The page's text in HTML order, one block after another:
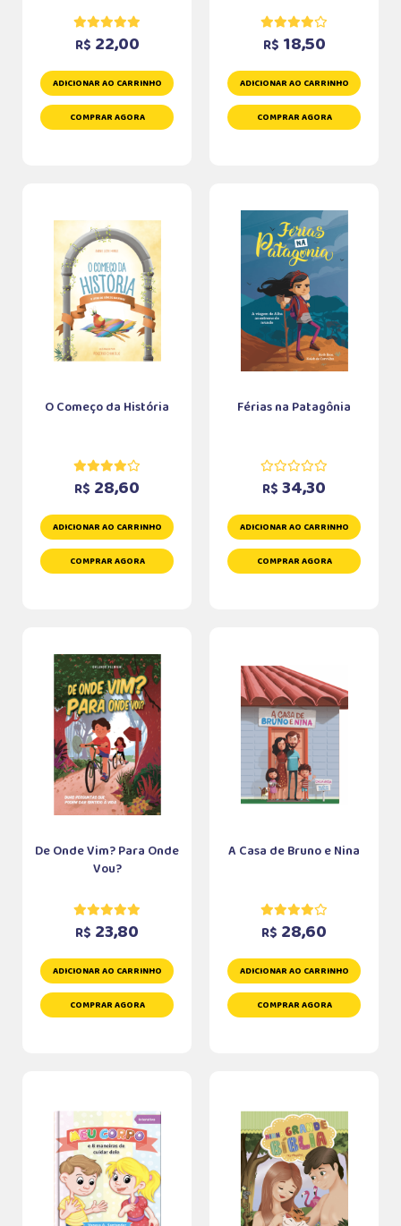
R$ 22,00
ADICIONAR AO CARRINHO
COMPRAR AGORA
R$ 18,50
ADICIONAR AO CARRINHO
COMPRAR AGORA
O Começo da História
R$ 28,60
ADICIONAR AO CARRINHO
COMPRAR AGORA
Férias na Patagônia
R$ 34,30
ADICIONAR AO CARRINHO
COMPRAR AGORA
De Onde Vim? Para Onde
Vou?
R$ 23,80
ADICIONAR AO CARRINHO
COMPRAR AGORA
A Casa de Bruno e Nina
R$ 28,60
ADICIONAR AO CARRINHO
COMPRAR AGORA